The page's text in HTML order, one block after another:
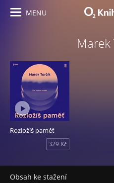
MENU
Marek
Rozložíš paměť
329 Kč
Obsah ke stažení